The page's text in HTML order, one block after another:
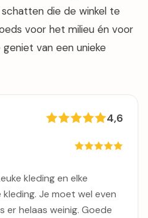
die de winkel te
voor het milieu én voor
van een unieke
4,6
kleding en elke
Je moet wel even
er helaas weinig. Goede